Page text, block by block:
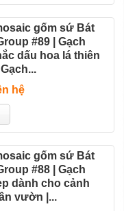
gốm sứ Bát
#89 | Gạch
dấu hoa lá thiên
hệ
gốm sứ Bát
#88 | Gạch
dành cho cảnh
vườn |...